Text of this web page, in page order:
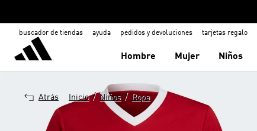
buscador de tiendas ayuda pedidos y devoluciones tarjetas regalo
Hombre Mujer Niños
Atrás Inicio / Niños / Ropa